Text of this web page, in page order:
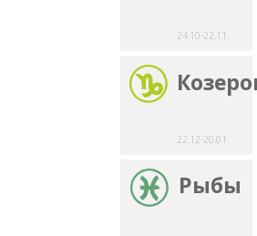
24.10-22.11
22.12-20.01
Рыбы